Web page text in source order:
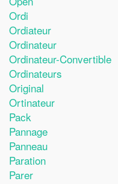
Ordi
Ordiateur
Ordinateur
Ordinateur-Convertible
Ordinateurs
Original
Ortinateur
Pack
Pannage
Panneau
Paration
Parer